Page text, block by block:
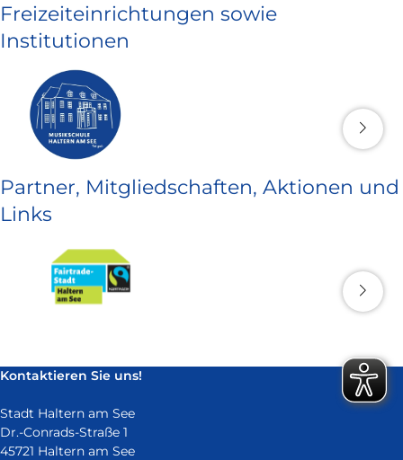
Freizeiteinrichtungen sowie
Institutionen
Partner, Mitgliedschaften, Aktionen und
Links
Kontaktieren Sie uns!
Stadt Haltern am See
Dr.-Conrads-Straße 1
45721 Haltern am See